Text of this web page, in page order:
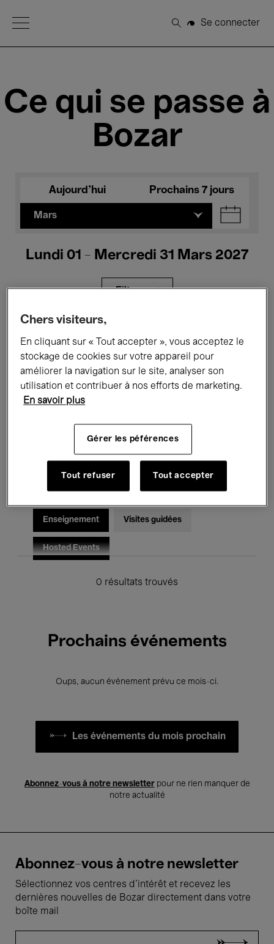
Open Menu
Rechercher
Se connecter
Ce qui se passe à
Bozar
Aujourd'hui Prochains 7 jours
Mars
Lundi 01 - Mercredi 31 Mars 2027
Filtres
Expositions Films Performances
Rencontres & Débats Jazz
Musique électronique
Pour tous Kids’ Palace
Enseignement Visites guidées
Hosted Events
0 résultats trouvés
Prochains événements
Oups, aucun événement prévu ce mois-ci.
Les événements du mois prochain
Abonnez-vous à notre newsletterpour ne rien manquer de
notre actualité
Abonnez-vous à notre newsletter
Sélectionnez vos centres d'intérêt et recevez les
dernières nouvelles de Bozar directement dans votre
boîte mail
Chers visiteurs,
En cliquant sur « Tout accepter », vous acceptez le
stockage de cookies sur votre appareil pour
améliorer la navigation sur le site, analyser son
utilisation et contribuer à nos efforts de marketing.
En savoir plus
Gérer les péférences
Tout refuser Tout accepter